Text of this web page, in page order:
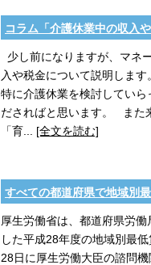
コラム「介護休業中の収入や
少し前になりますが、マネ
入や税金について説明しま
特に介護休業を検討してい
ださればと思います。 また
「育... [全文を読む]
すべての都道府県で地域別
厚生労働省は、都道府県労
した平成28年度の地域別最
28日に厚生労働大臣の諮問